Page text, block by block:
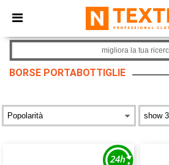
× App Ntextil
Prezzi migliori sull'app!
BORSE PORTABOTTIGLIE
migliora la tua